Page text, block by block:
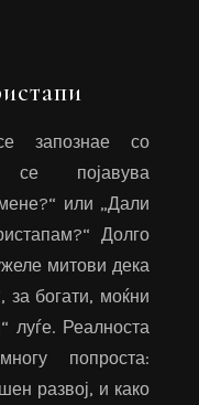
запознае со
се појавува
или „Дали
Долго
митови дека
за богати, моќни
луѓе. Реалноста
попроста:
развој, и како